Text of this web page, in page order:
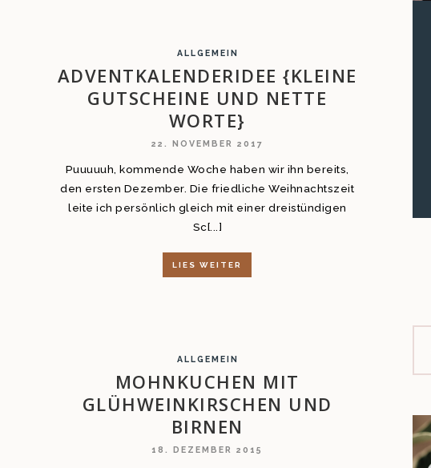
ALLGEMEIN
ADVENTKALENDERIDEE {KLEINE
GUTSCHEINE UND NETTE
WORTE}
22. NOVEMBER 2017
Puuuuuh, kommende Woche haben wir ihn bereits,
den ersten Dezember. Die friedliche Weihnachtszeit
leite ich persönlich gleich mit einer dreistündigen
Sc[...]
LIES WEITER
ALLGEMEIN
MOHNKUCHEN MIT
GLÜHWEINKIRSCHEN UND
BIRNEN
18. DEZEMBER 2015